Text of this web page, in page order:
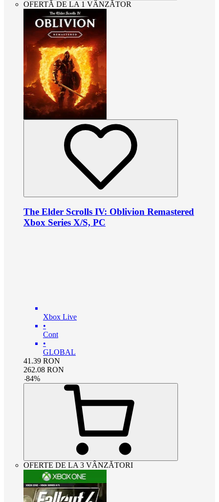
OFERTĂ DE LA 1 VÂNZĂTOR
The Elder Scrolls IV: Oblivion Remastered
Xbox Series X/S, PC
Xbox Live
•
Cont
•
GLOBAL
41.39 RON
262.08 RON
-84%
OFERTE DE LA 3 VÂNZĂTORI